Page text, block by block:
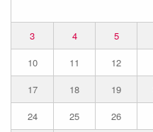
3
4 5
10
11 12
17
18 19
24
25 26